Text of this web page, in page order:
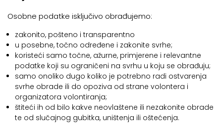
Osobne podatke isključivo obrađujemo:
zakonito, pošteno i transparentno
u posebne, točno određene i zakonite svrhe;
koristeći samo točne, ažurne, primjerene i relevantne
podatke koji su ograničeni na svrhu u koju se obrađuju;
samo onoliko dugo koliko je potrebno radi ostvarenja
svrhe obrade ili do opoziva od strane volontera i
organizatora volontiranja;
štiteći ih od bilo kakve neovlaštene ili nezakonite obrade
te od slučajnog gubitka, uništenja ili oštećenja.